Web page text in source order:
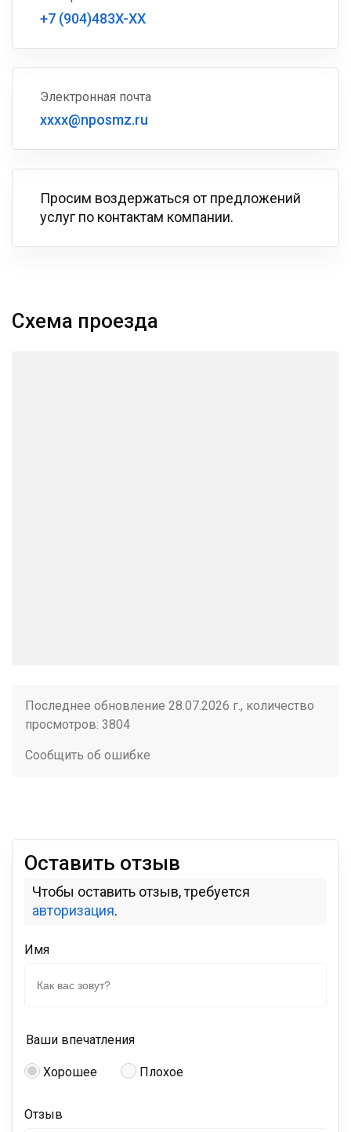
+7 (904)483X-XX
Электронная почта
xxxx@nposmz.ru
Просим воздержаться от предложений
услуг по контактам компании.
Схема проезда
Последнее обновление 28.07.2026 г., количество
просмотров: 3804
Сообщить об ошибке
Оставить отзыв
Чтобы оставить отзыв, требуется
авторизация.
Имя
Ваши впечатления
Хорошее Плохое
Отзыв